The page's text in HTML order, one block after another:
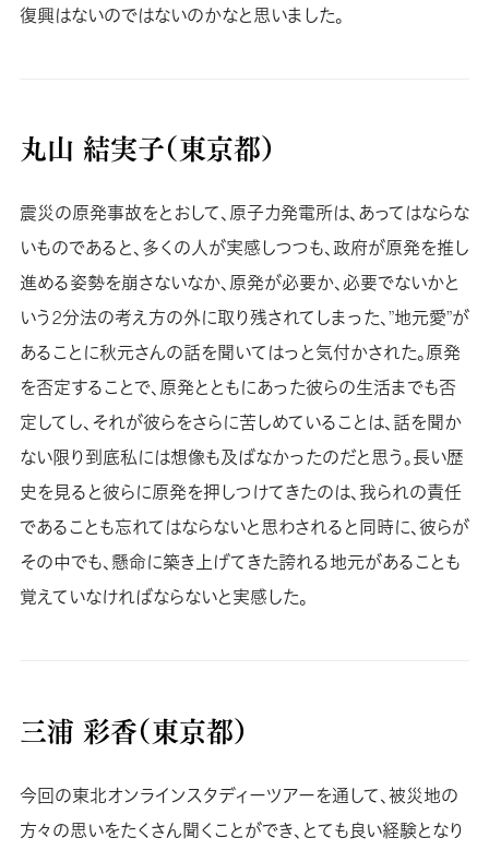
復興はないのではないのかなと思いました。
丸山 結実子（東京都）
震災の原発事故をとおして、原子力発電所は、あってはならな
いものであると、多くの人が実感しつつも、政府が原発を推し
進める姿勢を崩さないなか、原発が必要か、必要でないかと
いう2分法の考え方の外に取り残されてしまった、”地元愛”が
あることに秋元さんの話を聞いてはっと気付かされた。原発
を否定することで、原発とともにあった彼らの生活までも否
定してし、それが彼らをさらに苦しめていることは、話を聞か
ない限り到底私には想像も及ばなかったのだと思う。長い歴
史を見ると彼らに原発を押しつけてきたのは、我られの責任
であることも忘れてはならないと思わされると同時に、彼らが
その中でも、懸命に築き上げてきた誇れる地元があることも
覚えていなければならないと実感した。
三浦 彩香（東京都）
今回の東北オンラインスタディーツアーを通して、被災地の
方々の思いをたくさん聞くことができ、とても良い経験となり